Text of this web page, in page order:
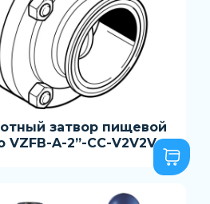
затвор пищевой
VZFB-A-2”-CC-V2V2V